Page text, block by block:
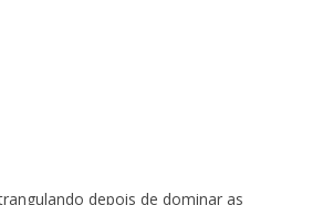
depois de dominar as